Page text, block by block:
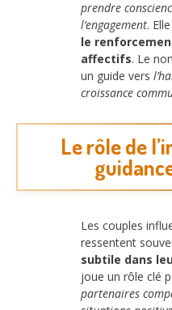
prendre
l’engagement.
le
affectifs. Le
un guide vers
croissance
Le rôle de
Les couples
ressentent
subtile dans
joue un rôle clé
partenaires